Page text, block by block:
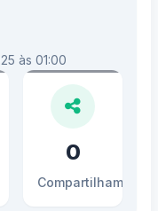
às 01:00
0
Compartilhamentos